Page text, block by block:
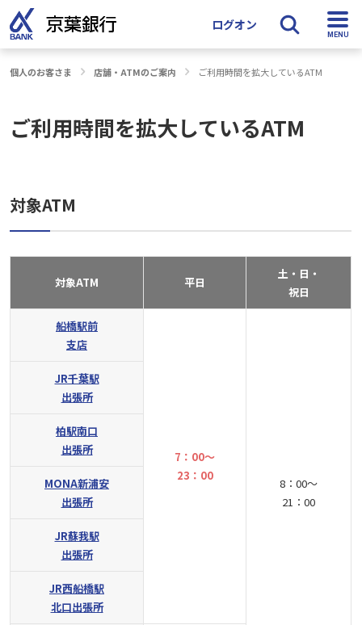
ログオン
検索
個人のお客さま 店舗・ATMのご案内 ご利用時間を拡大しているATM
ご利用時間を拡大しているATM
対象ATM
対象ATM 平日
土・日・
祝日
船橋駅前
支店
7：00～
23：00
8：00～
21：00
JR千葉駅
出張所
柏駅南口
出張所
MONA新浦安
出張所
JR蘇我駅
出張所
JR西船橋駅
北口出張所